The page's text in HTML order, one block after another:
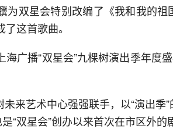
为双星会特别改编了《我和我的祖
这首歌曲。
广播“双星会”九棵树演出季年度盛
未来艺术中心强强联手，以“演出季
“双星会”创办以来首次在市区外的